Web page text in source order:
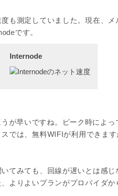
も測定していました。現在、
です。
Internode
が早いですね。ピーク時によ
では、無料WIFIが利用できま
てみても、回線が遅いとは感
よりよいプランがプロバイダ